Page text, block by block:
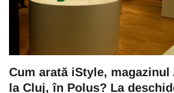
Cum arată iStyle,
la Cluj, în Polus? La